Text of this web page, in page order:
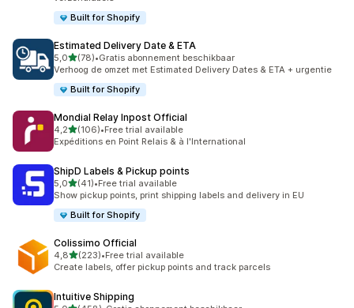
Built for Shopify
Estimated Delivery Date & ETA
5,0van 5 sterren
(78)
78 recensies in totaal
•Gratis abonnement beschikbaar
Verhoog de omzet met Estimated Delivery Dates & ETA + urgentie
Built for Shopify
Mondial Relay Inpost Official
4,2van 5 sterren
(106)
106 recensies in totaal
•Free trial available
Expéditions en Point Relais & à l'International
ShipD Labels & Pickup points
5,0van 5 sterren
(41)
41 recensies in totaal
•Free trial available
Show pickup points, print shipping labels and delivery in EU
Built for Shopify
Colissimo Official
4,8van 5 sterren
(223)
223 recensies in totaal
•Free trial available
Create labels, offer pickup points and track parcels
Intuitive Shipping